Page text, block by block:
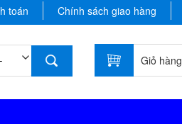
toán Chính sách giao hàng
Giỏ hàng